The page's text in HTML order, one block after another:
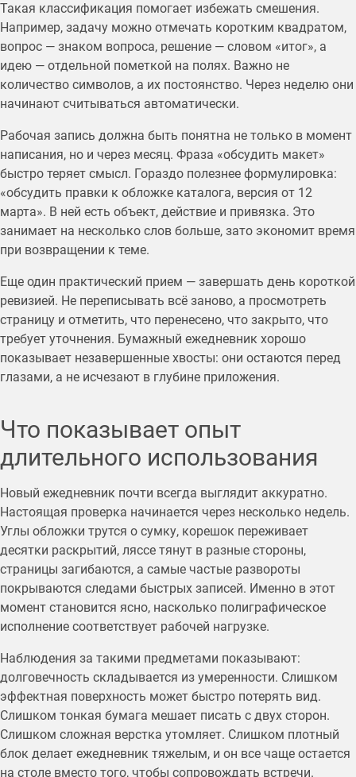
Такая классификация помогает избежать смешения.
Например, задачу можно отмечать коротким квадратом,
вопрос — знаком вопроса, решение — словом «итог», а
идею — отдельной пометкой на полях. Важно не
количество символов, а их постоянство. Через неделю они
начинают считываться автоматически.
Рабочая запись должна быть понятна не только в момент
написания, но и через месяц. Фраза «обсудить макет»
быстро теряет смысл. Гораздо полезнее формулировка:
«обсудить правки к обложке каталога, версия от 12
марта». В ней есть объект, действие и привязка. Это
занимает на несколько слов больше, зато экономит время
при возвращении к теме.
Еще один практический прием — завершать день короткой
ревизией. Не переписывать всё заново, а просмотреть
страницу и отметить, что перенесено, что закрыто, что
требует уточнения. Бумажный ежедневник хорошо
показывает незавершенные хвосты: они остаются перед
глазами, а не исчезают в глубине приложения.
Что показывает опыт
длительного использования
Новый ежедневник почти всегда выглядит аккуратно.
Настоящая проверка начинается через несколько недель.
Углы обложки трутся о сумку, корешок переживает
десятки раскрытий, ляссе тянут в разные стороны,
страницы загибаются, а самые частые развороты
покрываются следами быстрых записей. Именно в этот
момент становится ясно, насколько полиграфическое
исполнение соответствует рабочей нагрузке.
Наблюдения за такими предметами показывают:
долговечность складывается из умеренности. Слишком
эффектная поверхность может быстро потерять вид.
Слишком тонкая бумага мешает писать с двух сторон.
Слишком сложная верстка утомляет. Слишком плотный
блок делает ежедневник тяжелым, и он все чаще остается
на столе вместо того, чтобы сопровождать встречи.